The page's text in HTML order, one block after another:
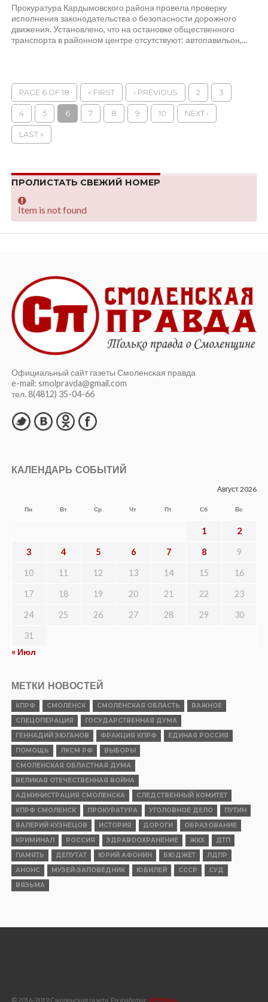
Прокуратура Кардымовского района провела проверку
исполнения законодательства о безопасности дорожного
движения. Установлено, что на остановке общественного
транспорта в районном центре отсутствуют: автопавильон,...
PAGE 6 OF 18 « FIRST ‹ PREVIOUS 2 3
4 5 6 7 8 9 10 NEXT ›
LAST »
ПРОЛИСТАТЬ СВЕЖИЙ НОМЕР
Item is not found
Официальный сайт газеты Смоленская правда
e-mail: smolpravda@gmail.com
тел. 8(4812) 35-04-66
КАЛЕНДАРЬ СОБЫТИЙ
Август 2026
Пн Вт Ср Чт Пт Сб Вс
1 2
3 4 5 6 7 8 9
10 11 12 13 14 15 16
17 18 19 20 21 22 23
24 25 26 27 28 29 30
31
« Июл
МЕТКИ НОВОСТЕЙ
КПРФ СМОЛЕНСК СМОЛЕНСКАЯ ОБЛАСТЬ
ВАЖНОЕ
СПЕЦОПЕРАЦИЯ
ГОСУДАРСТВЕННАЯ ДУМА
ГЕННАДИЙ ЗЮГАНОВ
ФРАКЦИЯ КПРФ
ЕДИНАЯ РОССИЯ
ПОМОЩЬ
ЛКСМ РФ
ВЫБОРЫ
СМОЛЕНСКАЯ ОБЛАСТНАЯ ДУМА
ВЕЛИКАЯ ОТЕЧЕСТВЕННАЯ ВОЙНА
АДМИНИСТРАЦИЯ СМОЛЕНСКА
СЛЕДСТВЕННЫЙ КОМИТЕТ
КПРФ СМОЛЕНСК
ПРОКУРАТУРА УГОЛОВНОЕ ДЕЛО
ПУТИН
ВАЛЕРИЙ КУЗНЕЦОВ
ИСТОРИЯ ДОРОГИ
ОБРАЗОВАНИЕ
КРИМИНАЛ
РОССИЯ ЗДРАВООХРАНЕНИЕ ЖКХ
ДТП
ПАМЯТЬ
ДЕПУТАТ ЮРИЙ АФОНИН БЮДЖЕТ
ЛДПР
АНОНС
МУЗЕЙ-ЗАПОВЕДНИК ЮБИЛЕЙ СССР
СУД
ВЯЗЬМА
© 2016-2019 Смоленская газета, Разработка: WEBtime.